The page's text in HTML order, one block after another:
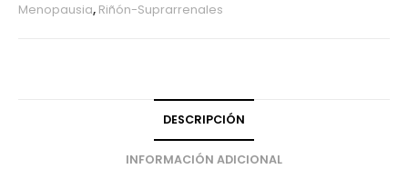
Menopausia, Riñón-Suprarrenales
DESCRIPCIÓN
INFORMACIÓN ADICIONAL